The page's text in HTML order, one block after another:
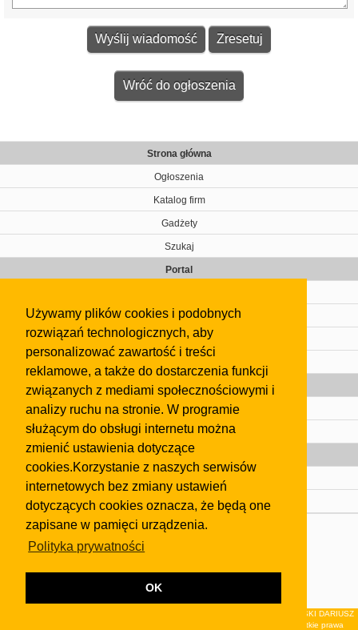
Używamy plików cookies i podobnych
rozwiązań technologicznych, aby
personalizować zawartość i treści
reklamowe, a także do dostarczenia funkcji
związanych z mediami społecznościowymi i
analizy ruchu na stronie. W programie
służącym do obsługi internetu można
zmienić ustawienia dotyczące
cookies.Korzystanie z naszych serwisów
internetowych bez zmiany ustawień
dotyczących cookies oznacza, że będą one
zapisane w pamięci urządzenia.
Polityka prywatności
OK
Wróć do ogłoszenia
Strona główna
Ogłoszenia
Katalog firm
Gadżety
Szukaj
Portal
Kontakt
Regulamin
Gazeta
Olkusz
Kontakt
Strefa dla biznesu
Biura nieruchomości
Dealerzy i autokomisy
Skontaktuj się z nami
regulaminuiPolityki Prywatności.
Klauzula FB
© 2026Wydawnictwo NEON sp. z o.o. (dawniej: FIRMA NEON MAREK KLUCZEWSKI DARIUSZ
KRAWCZYK s.c.) z siedzibą w Olkuszu, ul.Żuradzka 15, 32-300 Olkusz . Wszystkie prawa